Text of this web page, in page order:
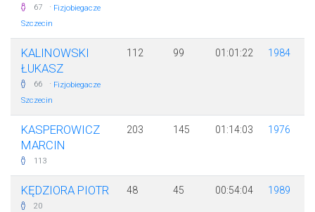
67 · Fizjobiegacze
Szczecin
KALINOWSKI
ŁUKASZ
66 · Fizjobiegacze
Szczecin
112 99 01:01:22 1984
KASPEROWICZ
MARCIN
113
203 145 01:14:03 1976
KĘDZIORA PIOTR
20
48 45 00:54:04 1989